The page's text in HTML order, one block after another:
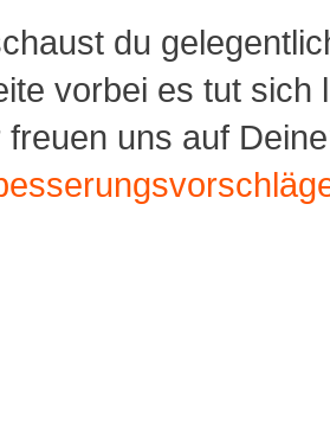
du
vorbei es tut sich
freuen uns auf